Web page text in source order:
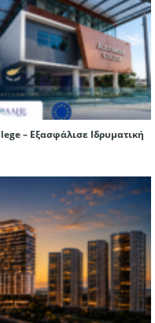
– Εξασφάλισε Ιδρυματική